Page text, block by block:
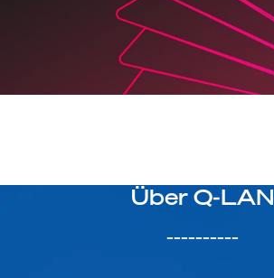
Über Q-LAN